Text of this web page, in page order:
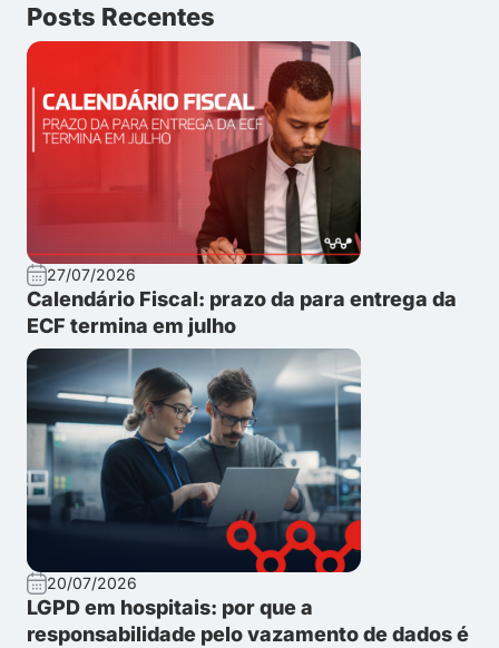
Posts Recentes
27/07/2026
Calendário Fiscal: prazo da para entrega da
ECF termina em julho
20/07/2026
LGPD em hospitais: por que a
responsabilidade pelo vazamento de dados é